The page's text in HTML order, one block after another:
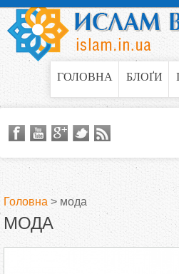
Jump to
ГОЛОВНА БЛОҐИ
В
Головна > мода
МОДА